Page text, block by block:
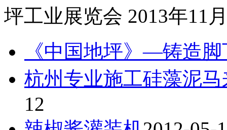
坪工业展览会 2013年11
《中国地坪》—铸造
杭州专业施工硅藻泥
12